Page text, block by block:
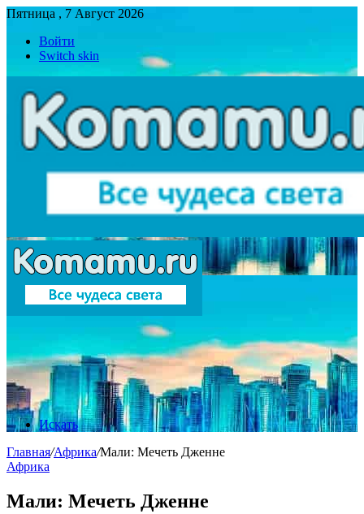
Пятница , 7 Август 2026
Войти
Switch skin
Искать
Главная/Африка/Мали: Мечеть Дженне
Африка
Мали: Мечеть Дженне